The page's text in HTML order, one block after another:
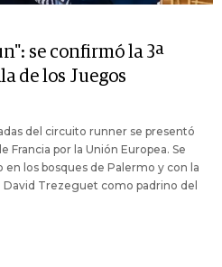
se confirmó la 3ª
de los Juegos
del circuito runner se presentó
Francia por la Unión Europea. Se
los bosques de Palermo y con la
Trezeguet como padrino del